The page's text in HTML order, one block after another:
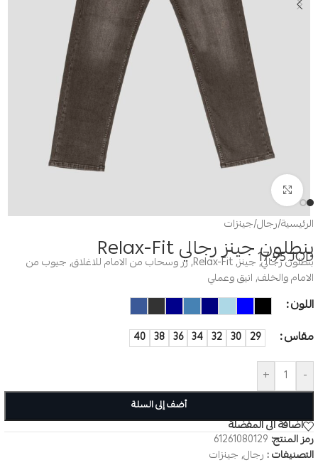
Click to enlarge
الرئيسية/رجال/جينزات
بنطلون جينز رجالي Relax-Fit
17.95JOD
بنطلون رجالي, جينز, Relax-Fit, زر وسحاب من الامام للاغلاق, جيوب من
الامام والخلف, انيق وعملي
اللون
مقاس
29
30
32
34
36
38
40
-
+
أضف إلى السلة
اضافة الى المفضلة
رمز المنتج: 61261080129
التصنيفات : رجال, جينزات